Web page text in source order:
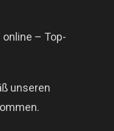
online – Top-
unseren